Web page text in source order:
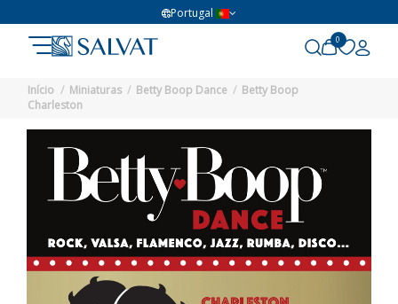
Portugal
0
Início Miniaturas Betty Boop Dance
Betty Boop
Charleston